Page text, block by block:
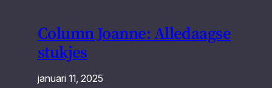
Column Joanne: Alledaagse
stukjes
januari 11, 2025